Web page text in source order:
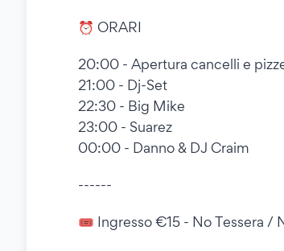
⏰ ORARI
20:00 - Apertura cancelli e
21:00 - Dj-Set
22:30 - Big Mike
23:00 - Suarez
00:00 - Danno & DJ Craim
------
🎟️ Ingresso €15 - No Tessera /